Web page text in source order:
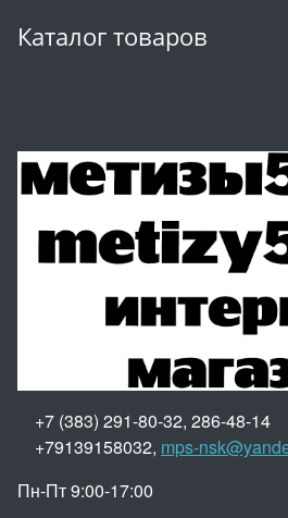
Каталог товаров
+7 (383) 291-80-32, 286-48-14
+79139158032, mps-
Пн-Пт 9:00-17:00